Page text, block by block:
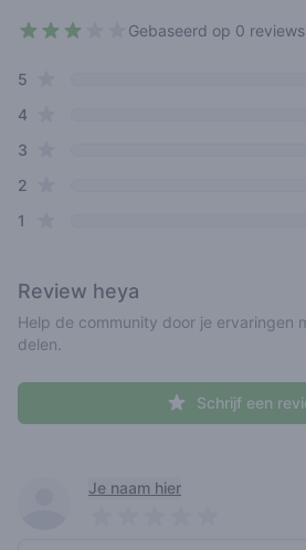
Gebaseerd op 0 reviews
Review data
5
4star reviews
3
2
1
Review heya
Help de community door je ervaringen
delen.
Schrijf een
Recent reviews
Je naam hier